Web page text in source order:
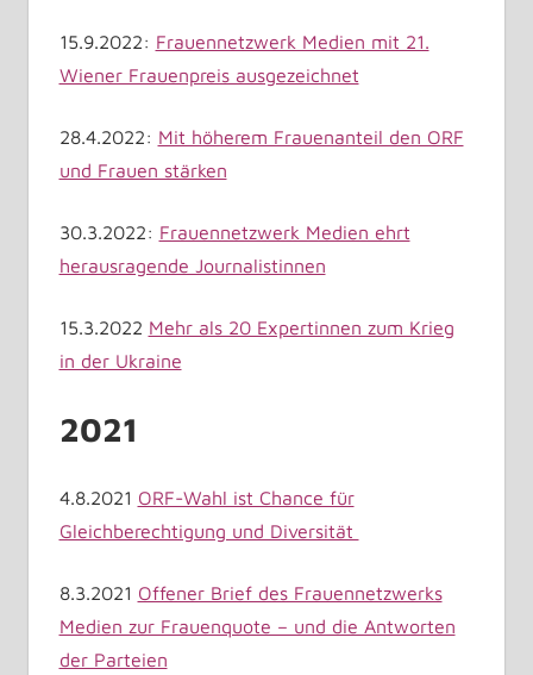
15.9.2022: Frauennetzwerk Medien mit 21.
Wiener Frauenpreis ausgezeichnet
28.4.2022: Mit höherem Frauenanteil den ORF
und Frauen stärken
30.3.2022: Frauennetzwerk Medien ehrt
herausragende Journalistinnen
15.3.2022 Mehr als 20 Expertinnen zum Krieg
in der Ukraine
2021
4.8.2021 ORF-Wahl ist Chance für
Gleichberechtigung und Diversität
8.3.2021 Offener Brief des Frauennetzwerks
Medien zur Frauenquote – und die Antworten
der Parteien